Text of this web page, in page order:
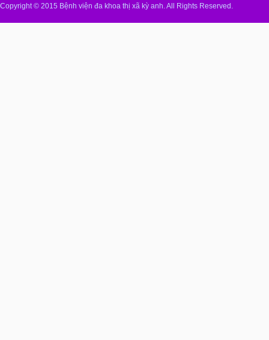
Copyright © 2015 Bệnh viện đa khoa thị xã kỳ anh. All Rights Reserved.